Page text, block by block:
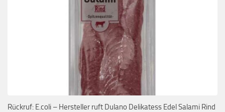
Rückruf: E.coli – Hersteller ruft Dulano Delikatess Edel Salami Rind